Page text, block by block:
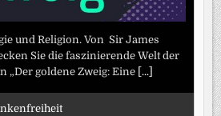
und Religion. Von Sir James
Sie die faszinierende Welt der
„Der goldene Zweig: Eine [...]